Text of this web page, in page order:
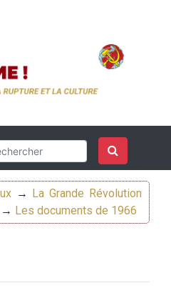
→
La Grande Révolution
→ Les documents de 1966